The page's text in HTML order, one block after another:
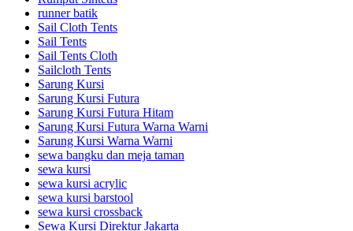
runner batik
Sail Cloth Tents
Sail Tents
Sail Tents Cloth
Sailcloth Tents
Sarung Kursi
Sarung Kursi Futura
Sarung Kursi Futura Hitam
Sarung Kursi Futura Warna Warni
Sarung Kursi Warna Warni
sewa bangku dan meja taman
sewa kursi
sewa kursi acrylic
sewa kursi barstool
sewa kursi crossback
Sewa Kursi Direktur Jakarta